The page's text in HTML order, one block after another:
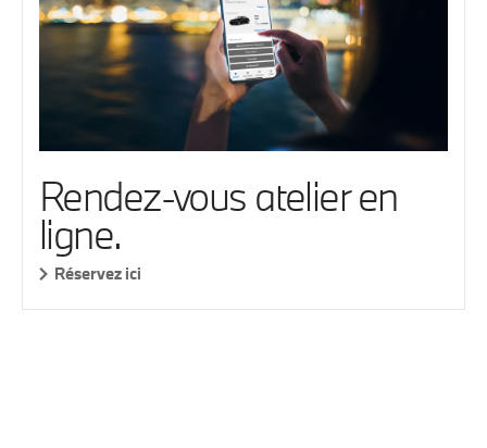
Rendez-vous atelier en
ligne.
Réservez ici